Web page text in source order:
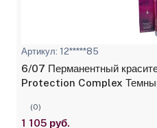
Артикул: 12*****85
6/07 Перманентный
Protection Complex
(0)
1 105 руб.